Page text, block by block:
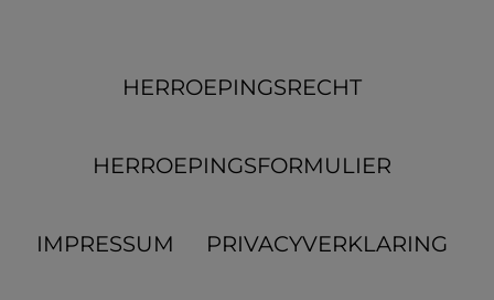
HERROEPINGS­RECHT
HERROEPINGS­FORMULIER
IMPRESSUM PRIVACYVERKLARING